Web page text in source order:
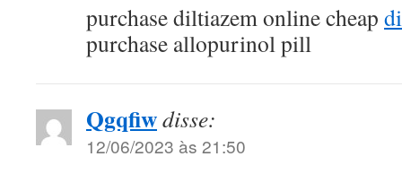
purchase diltiazem online cheap
purchase allopurinol pill
Qgqfiwdisse:
12/06/2023 às 21:50